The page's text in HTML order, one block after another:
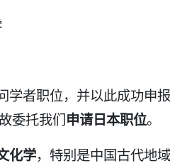
学者职位，并以此成功申
委托我们申请日本职位。
化学，特别是中国古代地